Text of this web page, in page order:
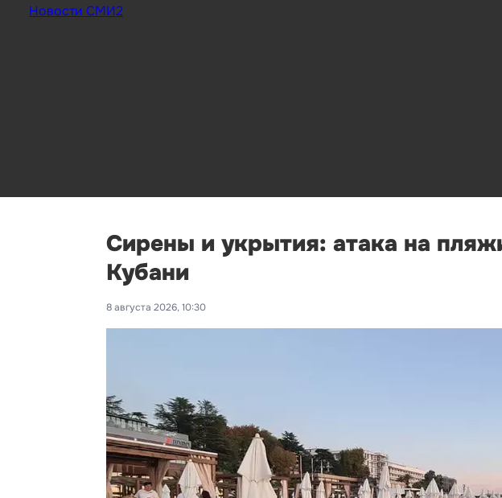
Новости СМИ2
Сирены и укрытия: атака на
Кубани
8 августа 2026, 10:30